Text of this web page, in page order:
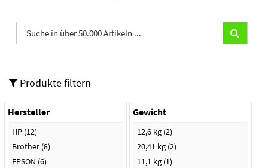
Produkte filtern
Hersteller
HP (12)
Brother (8)
EPSON (6)
Gewicht
12,6 kg (2)
20,41 kg (2)
11,1 kg (1)